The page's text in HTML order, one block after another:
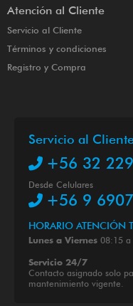
Atención al Cliente
Servicio al Cliente
Términos y condiciones
Registro y Compra
Servicio al
+56 32
Desde Celulares
+56 9
HORARIO ATENCIÓN
Lunes a Viernes 08:15 a
Servicio 24/7
Contacto asignado solo
mantenimiento vigente.